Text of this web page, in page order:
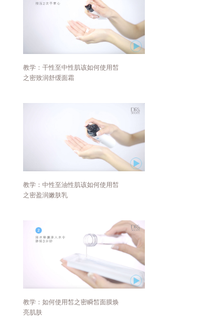
教学：干性至中性肌该如何使用皙
之密致润舒缓面霜
教学：中性至油性肌该如何使用皙
之密盈润嫩肤乳
教学：如何使用皙之密瞬皙面膜焕
亮肌肤